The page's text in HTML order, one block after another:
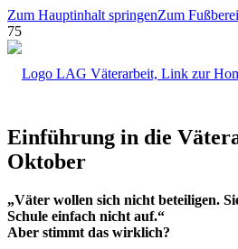
Zum Hauptinhalt springenZum
Einführung in die
Oktober
„Väter wollen sich nicht beteiligen.
Schule einfach nicht auf.“
Aber stimmt das wirklich?